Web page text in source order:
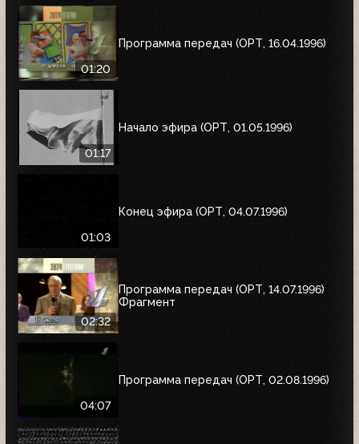
01:20
Программа передач (ОРТ, 16.04.1996)
01:17
Начало эфира (ОРТ, 01.05.1996)
01:03
Конец эфира (ОРТ, 04.07.1996)
02:32
Программа передач (ОРТ, 14.07.1996)
Фрагмент
04:07
Программа передач (ОРТ, 02.08.1996)